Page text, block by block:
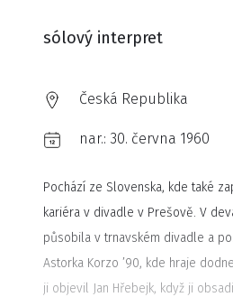
sólový interpret
Česká Republika
nar.: 30. června 1960
Pochází ze Slovenska, kde také
kariéra v divadle v Prešově. V
působila v trnavském divadle a
Astorka Korzo ’90, kde hraje
ji objevil Jan Hřebejk, když ji